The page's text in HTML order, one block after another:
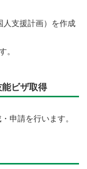
人支援計画）を作成
。
ビザ取得
申請を行います。